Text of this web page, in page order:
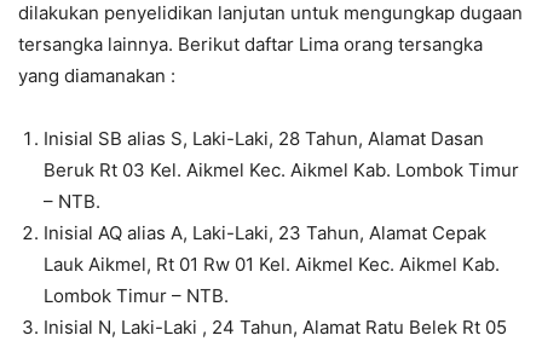
dilakukan penyelidikan lanjutan untuk mengungkap dugaan
tersangka lainnya. Berikut daftar Lima orang tersangka
yang diamanakan :
Inisial SB alias S, Laki-Laki, 28 Tahun, Alamat Dasan
Beruk Rt 03 Kel. Aikmel Kec. Aikmel Kab. Lombok Timur
– NTB.
Inisial AQ alias A, Laki-Laki, 23 Tahun, Alamat Cepak
Lauk Aikmel, Rt 01 Rw 01 Kel. Aikmel Kec. Aikmel Kab.
Lombok Timur – NTB.
Inisial N, Laki-Laki , 24 Tahun, Alamat Ratu Belek Rt 05